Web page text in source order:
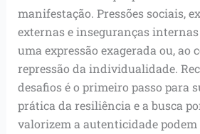
manifestação. Pressões sociais,
externas e inseguranças
uma expressão exagerada ou, ao
repressão da individualidade.
desafios é o primeiro passo para
prática da resiliência e a busca
valorizem a autenticidade